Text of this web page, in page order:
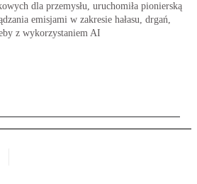
dla przemysłu, uruchomiła pionierską
emisjami w zakresie hałasu, drgań,
z wykorzystaniem AI